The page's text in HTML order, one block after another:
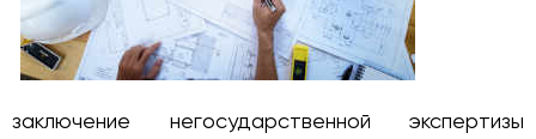
заключение негосударственной экспертизы